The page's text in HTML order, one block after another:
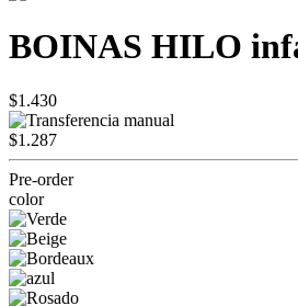
BOINAS HILO
$1.430
$1.287
Pre-order
color